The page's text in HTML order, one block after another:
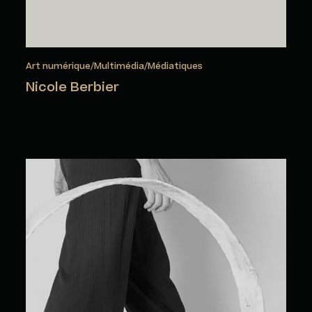
Art numérique/Multimédia/Médiatiques
Nicole Berbier
Maria Bosch Perich